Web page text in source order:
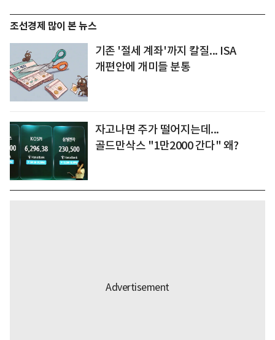
조선경제 많이 본 뉴스
기존 '절세 계좌'까지 칼질... ISA
개편안에 개미들 분통
자고나면 주가 떨어지는데...
골드만삭스 "1만2000 간다" 왜?